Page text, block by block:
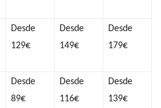
Desde
129€
Desde
149€
Desde
179€
Desde
89€
Desde
116€
Desde
139€